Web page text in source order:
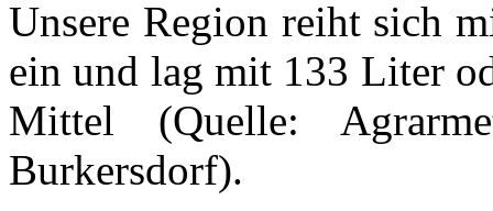
Unsere Region reiht sich
ein und lag mit 133 Liter
Mittel (Quelle:
Burkersdorf).